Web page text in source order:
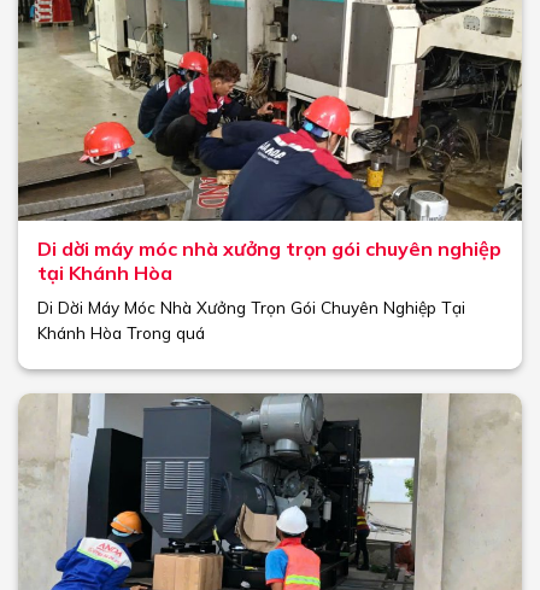
Di dời máy móc nhà xưởng trọn gói chuyên nghiệp
tại Khánh Hòa
Di Dời Máy Móc Nhà Xưởng Trọn Gói Chuyên Nghiệp Tại
Khánh Hòa Trong quá